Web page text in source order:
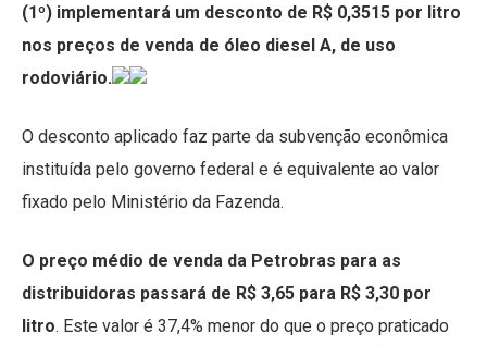
(1º) implementará um desconto de R$ 0,3515 por litro
nos preços de venda de óleo diesel A, de uso
rodoviário.
O desconto aplicado faz parte da subvenção econômica
instituída pelo governo federal e é equivalente ao valor
fixado pelo Ministério da Fazenda.
O preço médio de venda da Petrobras para as
distribuidoras passará de R$ 3,65 para R$ 3,30 por
litro. Este valor é 37,4% menor do que o preço praticado